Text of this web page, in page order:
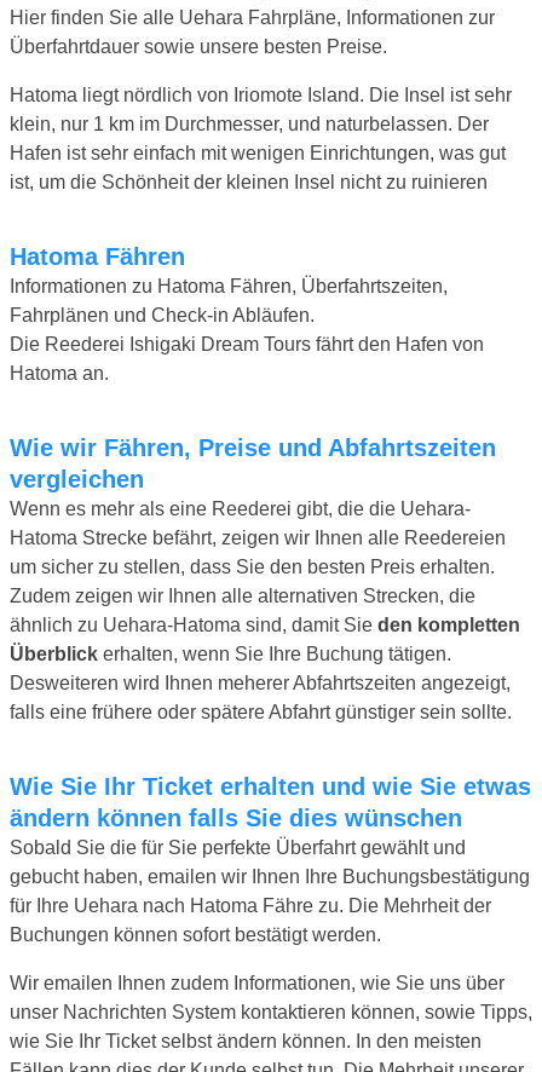
Hier finden Sie alle Uehara Fahrpläne, Informationen zur
Überfahrtdauer sowie unsere besten Preise.
Hatoma liegt nördlich von Iriomote Island. Die Insel ist sehr
klein, nur 1 km im Durchmesser, und naturbelassen. Der
Hafen ist sehr einfach mit wenigen Einrichtungen, was gut
ist, um die Schönheit der kleinen Insel nicht zu ruinieren
Hatoma Fähren
Informationen zu Hatoma Fähren, Überfahrtszeiten,
Fahrplänen und Check-in Abläufen.
Die Reederei Ishigaki Dream Tours fährt den Hafen von
Hatoma an.
Wie wir Fähren, Preise und Abfahrtszeiten
vergleichen
Wenn es mehr als eine Reederei gibt, die die Uehara-
Hatoma Strecke befährt, zeigen wir Ihnen alle Reedereien
um sicher zu stellen, dass Sie den besten Preis erhalten.
Zudem zeigen wir Ihnen alle alternativen Strecken, die
ähnlich zu Uehara-Hatoma sind, damit Sie den kompletten
Überblick erhalten, wenn Sie Ihre Buchung tätigen.
Desweiteren wird Ihnen meherer Abfahrtszeiten angezeigt,
falls eine frühere oder spätere Abfahrt günstiger sein sollte.
Wie Sie Ihr Ticket erhalten und wie Sie etwas
ändern können falls Sie dies wünschen
Sobald Sie die für Sie perfekte Überfahrt gewählt und
gebucht haben, emailen wir Ihnen Ihre Buchungsbestätigung
für Ihre Uehara nach Hatoma Fähre zu. Die Mehrheit der
Buchungen können sofort bestätigt werden.
Wir emailen Ihnen zudem Informationen, wie Sie uns über
unser Nachrichten System kontaktieren können, sowie Tipps,
wie Sie Ihr Ticket selbst ändern können. In den meisten